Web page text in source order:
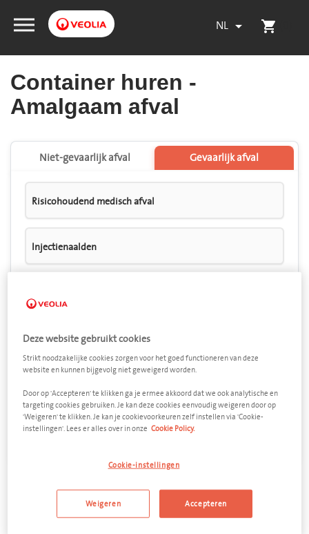
shopping_cart
NL 
Container huren -
Amalgaam afval
Niet-gevaarlijk afval Gevaarlijk afval
Risicohoudend medisch afval
Injectienaalden
Amalgaam afval
Röntgenfoto's
Deze website gebruikt cookies
Strikt noodzakelijke cookies zorgen voor het goed functioneren van deze
website en kunnen bijgevolg niet geweigerd worden.
Door op 'Accepteren' te klikken ga je ermee akkoord dat we ook analytische en
targeting cookies gebruiken. Je kan deze cookies eenvoudig weigeren door op
'Weigeren' te klikken. Je kan je cookievoorkeuren zelf instellen via 'Cookie-
instellingen'. Lees er alles over in onze Cookie Policy.
Cookie-instellingen
Weigeren Accepteren